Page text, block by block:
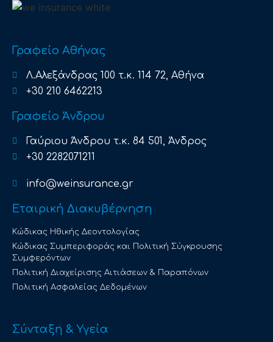
Γραφείο Αθήνας
Λ.Αλεξάνδρας 100 τ.κ. 114 72, Αθήνα
+30 210 6462213
Γραφείο Άνδρου
Γαύριου Άνδρου τ.κ. 84 501, Άνδρος
+30 2282071211
info@weinsurance.gr
Εταιρική Διακυβέρνηση
Κώδικας Ηθικής Δεοντολογίας
Κώδικας Συμπεριφοράς και Πολιτική Σύγκρουσης
Συμφερόντων
Πολιτική Διαχείρισης Αιτιάσεων & Παραπόνων
Πολιτική Ασφαλείας Δεδομένων
Σύνταξη & Υγεία